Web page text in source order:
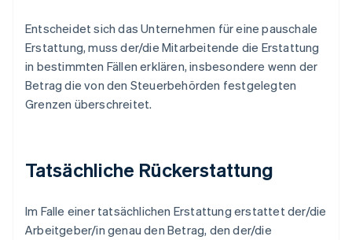
Entscheidet sich das Unternehmen für eine pauschale
Erstattung, muss der/die Mitarbeitende die Erstattung
in bestimmten Fällen erklären, insbesondere wenn der
Betrag die von den Steuerbehörden festgelegten
Grenzen überschreitet.
Tatsächliche Rückerstattung
Im Falle einer tatsächlichen Erstattung erstattet der/die
Arbeitgeber/in genau den Betrag, den der/die